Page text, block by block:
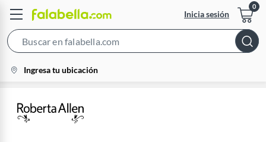
Inicia sesión
Bar
location-
icon
Ingresa tu ubicación